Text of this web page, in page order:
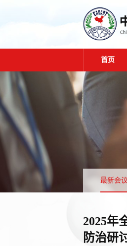
首页
最新会议
2025年
防治研